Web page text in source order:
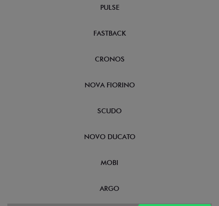
PULSE
FASTBACK
CRONOS
NOVA FIORINO
SCUDO
NOVO DUCATO
MOBI
ARGO